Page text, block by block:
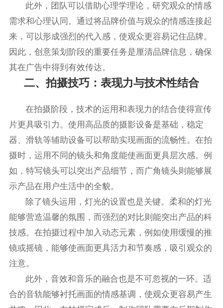
此外，团队可以借助心理学理论，研究观众的情感
需求和心理认同。通过将品牌价值与观众的情感连接起
来，可以形成强烈的代入感，使观众更容易记住品牌。
因此，创意策划阶段的重要任务是厘清品牌信息，确保
其在广告中得到有效传达。
二、拍摄技巧：表现力与技术性结合
在拍摄阶段，技术的运用和表现力的结合使得宣传
片更具吸引力。使用高品质的摄影设备是基础，稳定
器、滑轨等辅助设备可以帮助实现画面的流畅性。在拍
摄时，运用不同的镜头和角度能使画面更具层次感。例
如，特写镜头可以突出产品细节，而广角镜头则能够展
示产品在用户生活中的全貌。
除了镜头运用，灯光的设置也是关键。柔和的灯光
能够营造温馨的氛围，而强烈的对比则能突出产品的科
技感。在拍摄过程中加入动态元素，例如使用缓慢的推
镜或摇镜，能够使画面更具活力和节奏感，吸引观众的
注意。
此外，音效和音乐的融合也是不可忽视的一环。适
合的音轨能够衬托画面的情感基调，使观众更容易产生